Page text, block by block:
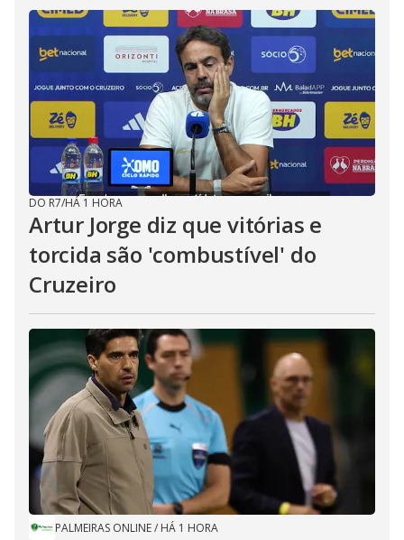
DO R7/HÁ 1 HORA
Artur Jorge diz que vitórias e
torcida são 'combustível' do
Cruzeiro
PALMEIRAS ONLINE/ HÁ 1 HORA